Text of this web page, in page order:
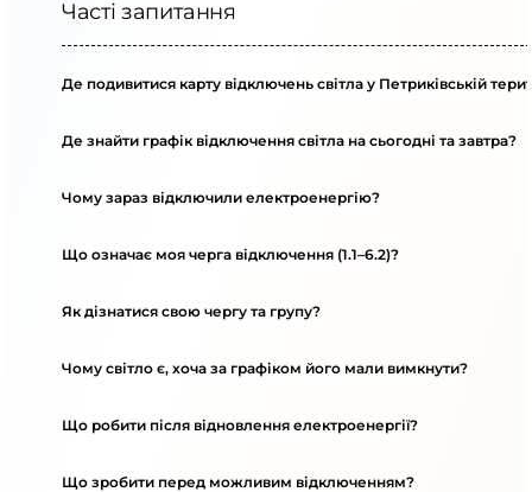
Часті запитання
Де подивитися карту відключень світла у Петриківській
Де знайти графік відключення світла на сьогодні та завтра?
Чому зараз відключили електроенергію?
Що означає моя черга відключення (1.1–6.2)?
Як дізнатися свою чергу та групу?
Чому світло є, хоча за графіком його мали вимкнути?
Що робити після відновлення електроенергії?
Що зробити перед можливим відключенням?